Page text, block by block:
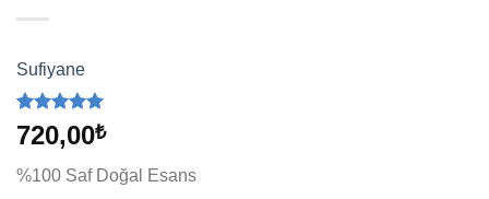
Sufiyane
2
müşteri
puanına
5 üzerinden
720,00₺
%100 Saf Doğal Esans